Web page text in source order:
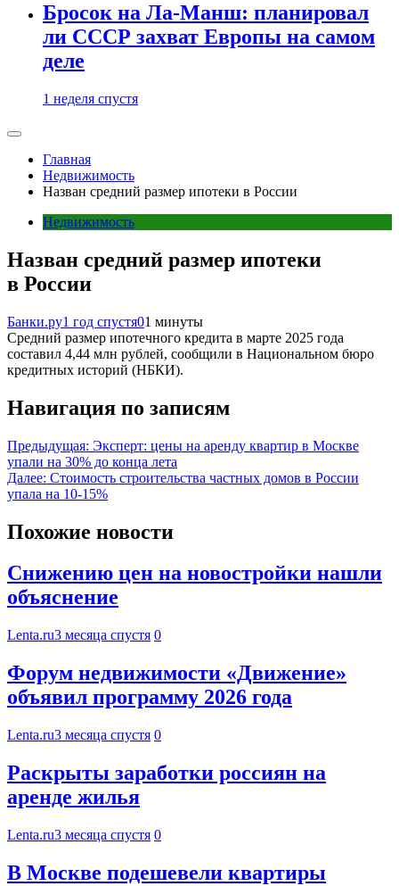
Бросок на Ла-Манш: планировал
ли СССР захват Европы на самом
деле
1 неделя спустя
Главная
Недвижимость
Назван средний размер ипотеки в России
Недвижимость
Назван средний размер ипотеки
в России
Банки.ру1 год спустя01 минуты
Средний размер ипотечного кредита в марте 2025 года
составил 4,44 млн рублей, сообщили в Национальном бюро
кредитных историй (НБКИ).
Навигация по записям
Предыдущая: Эксперт: цены на аренду квартир в Москве
упали на 30% до конца лета
Далее: Стоимость строительства частных домов в России
упала на 10-15%
Похожие новости
Снижению цен на новостройки нашли
объяснение
Lenta.ru3 месяца спустя 0
Форум недвижимости «Движение»
объявил программу 2026 года
Lenta.ru3 месяца спустя 0
Раскрыты заработки россиян на
аренде жилья
Lenta.ru3 месяца спустя 0
В Москве подешевели квартиры